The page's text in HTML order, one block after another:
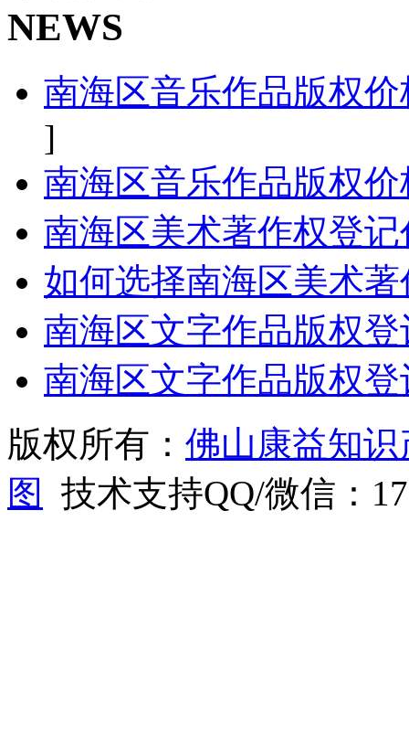
NEWS
南海区音乐作品版权
]
南海区音乐作品版权
南海区美术著作权登
如何选择南海区美术
南海区文字作品版权
南海区文字作品版权
版权所有： 佛山康益知
图
技术支持QQ/微信：